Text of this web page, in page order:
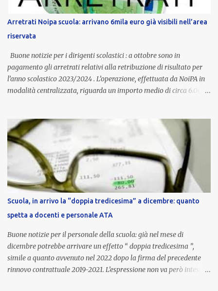
Provincia autonoma di Bolzano, che integra in maniera stabile lo
stipendio nazionale grazie alle prerogative garantite
dall’autonomia locale. Non è un bonus temporaneo né un
compenso accessorio, ma una voce strutturale di retribuzione,
aggiornata periodicamente in base al cost...
Arretrati Noipa scuola: arrivano 6mila euro già visibili nell’area
riservata
Buone notizie per i dirigenti scolastici : a ottobre sono in
pagamento gli arretrati relativi alla retribuzione di risultato per
l’anno scolastico 2023/2024 . L’operazione, effettuata da NoiPA in
modalità centralizzata, riguarda un importo medio di circa 6.000
ordinaria di ottobre . Cos’è la retribuzione di risultato La
retribuzione di risultato rappresenta la parte variabile dello
stipendio dei dirigenti scolastici. Viene corrisposta per valorizzare
la qualità dell’attività svolta, la gestione delle risorse e il
raggiungimento degli obiettivi fissati dal Ministero dell’Istruzione
e del Merito (MIM) . Per l’anno scolastico 2023/2024, il MIM ha
completato la procedura di valutazione e trasmesso i dati a NoiPA,
che ha poi disposto la liquidazione automatica in busta paga . Gli
importi e le trattenute L’importo medio lordo riconosciuto è di 6....
Scuola, in arrivo la “doppia tredicesima” a dicembre: quanto
spetta a docenti e personale ATA
Buone notizie per il personale della scuola: già nel mese di
dicembre potrebbe arrivare un effetto “ doppia tredicesima ”,
simile a quanto avvenuto nel 2022 dopo la firma del precedente
rinnovo contrattuale 2019-2021. L’espressione non va però intesa in